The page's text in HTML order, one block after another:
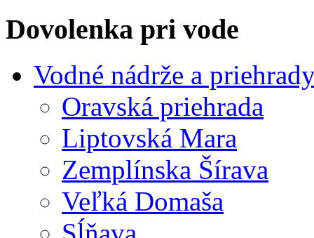
Dovolenka pri vode
Vodné nádrže a
Oravská priehrada
Liptovská Mara
Zemplínska Šírava
Veľká Domaša